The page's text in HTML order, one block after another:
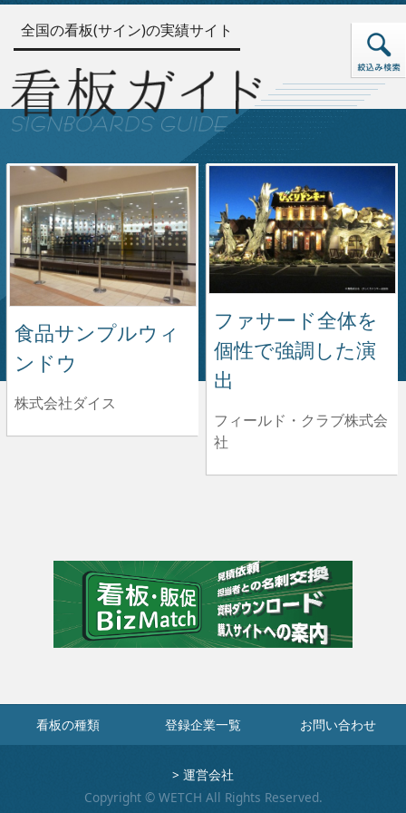
全国の看板(サイン)の実績サイト
食品サンプルウィ
ンドウ
株式会社ダイス
ファサード全体を
個性で強調した演
出
フィールド・クラブ株式会
社
看板の種類 登録企業一覧 お問い合わせ
> 運営会社
Copyright © WETCH All Rights Reserved.